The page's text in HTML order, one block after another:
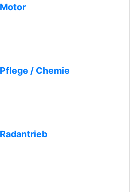
Motor
Pflege / Chemie
Radantrieb